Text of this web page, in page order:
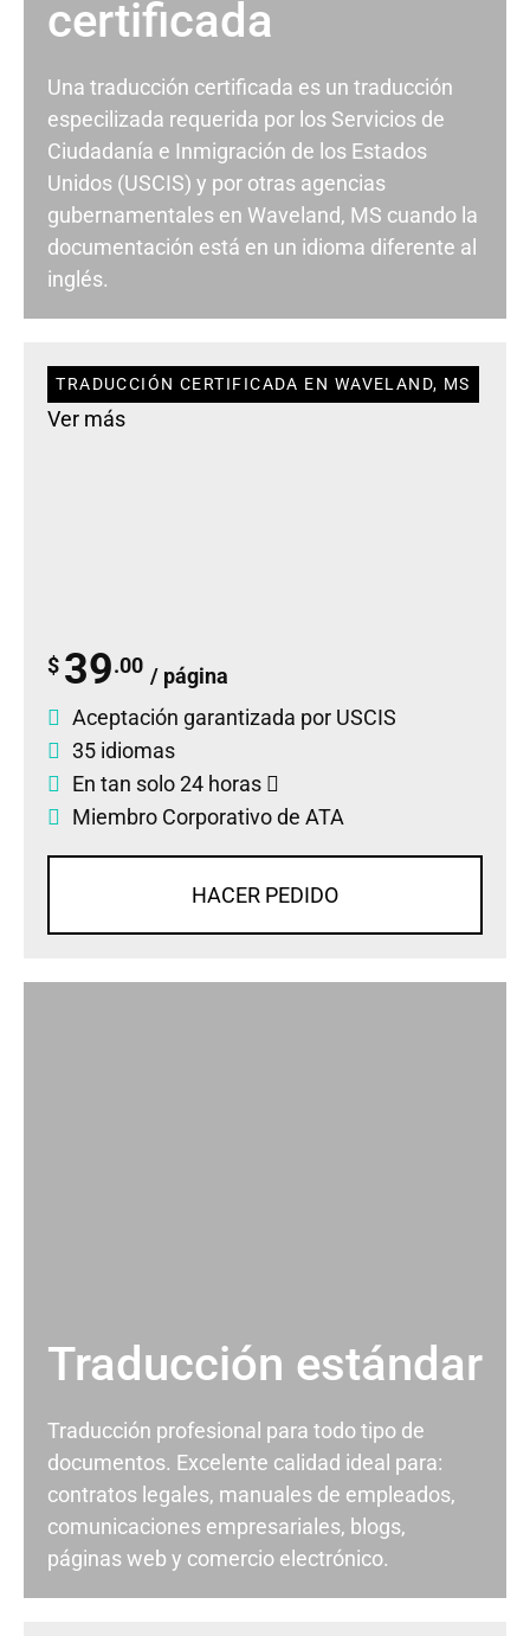
certificada
Una traducción certificada es un traducción
especilizada requerida por los Servicios de
Ciudadanía e Inmigración de los Estados
Unidos (USCIS) y por otras agencias
gubernamentales en Waveland, MS cuando la
documentación está en un idioma diferente al
inglés.
TRADUCCIÓN CERTIFICADA EN WAVELAND, MS
Ver más
$ 39.00 / página
Aceptación garantizada por USCIS
35 idiomas
En tan solo 24 horas
Miembro Corporativo de ATA
HACER PEDIDO
Traducción estándar
Traducción profesional para todo tipo de
documentos. Excelente calidad ideal para:
contratos legales, manuales de empleados,
comunicaciones empresariales, blogs,
páginas web y comercio electrónico.